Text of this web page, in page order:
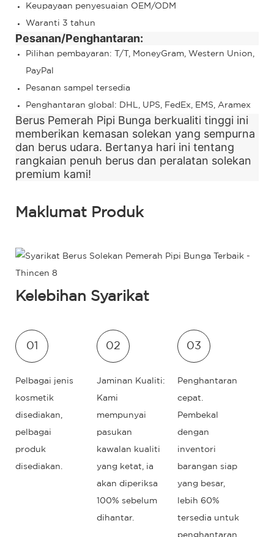
Keupayaan penyesuaian OEM/ODM
Waranti 3 tahun
Pesanan/Penghantaran:
Pilihan pembayaran: T/T, MoneyGram, Western Union,
PayPal
Pesanan sampel tersedia
Penghantaran global: DHL, UPS, FedEx, EMS, Aramex
Berus Pemerah Pipi Bunga berkualiti tinggi ini
memberikan kemasan solekan yang sempurna
dan berus udara. Bertanya hari ini tentang
rangkaian penuh berus dan peralatan solekan
premium kami!
Maklumat Produk
Kelebihan Syarikat
01
Pelbagai jenis
kosmetik
disediakan,
pelbagai
produk
disediakan.
02
Jaminan Kualiti:
Kami
mempunyai
pasukan
kawalan kualiti
yang ketat, ia
akan diperiksa
100% sebelum
dihantar.
03
Penghantaran
cepat.
Pembekal
dengan
inventori
barangan siap
yang besar,
lebih 60%
tersedia untuk
penghantaran.